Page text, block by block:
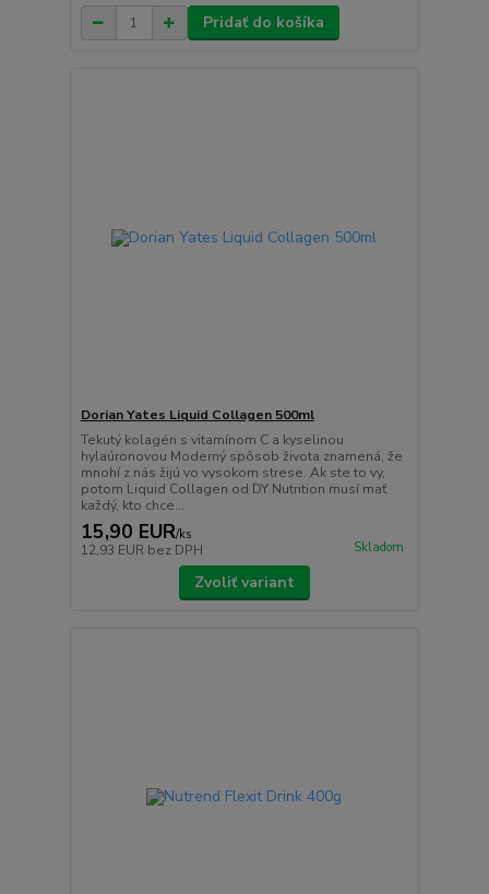
Pridať do košíka
Dorian Yates Liquid Collagen 500ml
Tekutý kolagén s vitamínom C a kyselinou
hylaúronovou Moderný spôsob života znamená, že
mnohí z nás žijú vo vysokom strese. Ak ste to vy,
potom Liquid Collagen od DY Nutrition musí mať
každý, kto chce...
15,90 EUR/ks
12,93 EUR bez DPH Skladom
Zvoliť variant